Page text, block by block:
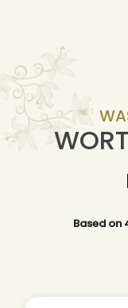
Based on